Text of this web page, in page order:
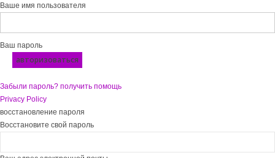
Ваше имя пользователя
Ваш пароль
Забыли пароль? получить помощь
Privacy Policy
восстановление пароля
Восстановите свой пароль